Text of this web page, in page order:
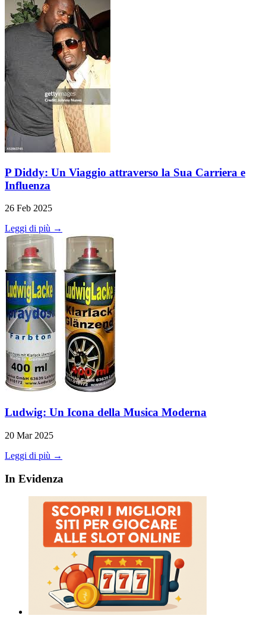
P Diddy: Un Viaggio attraverso la Sua Carriera e
Influenza
26 Feb 2025
Leggi di più →
Ludwig: Un Icona della Musica Moderna
20 Mar 2025
Leggi di più →
In Evidenza